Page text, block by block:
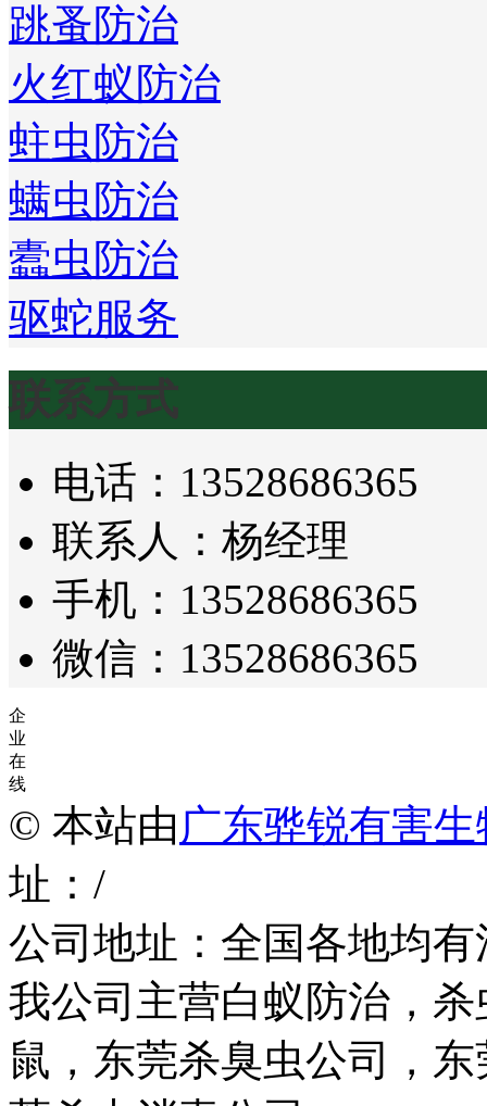
跳蚤防治
火红蚁防治
蛀虫防治
螨虫防治
蠹虫防治
驱蛇服务
联系方式
电话：13528686365
联系人：杨经理
手机：13528686365
微信：13528686365
企
业
在
线
© 本站由 广东骅锐有害
址：/
公司地址：全国各地均
我公司主营白蚁防治，
鼠，东莞杀臭虫公司，